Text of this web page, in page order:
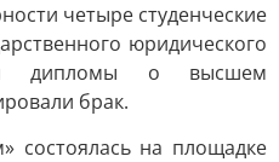
четыре студенческие
юридического
дипломы о высшем
брак.
состоялась на площадке